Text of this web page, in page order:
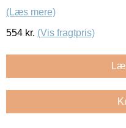
(Læs mere)
554 kr. (Vis fragtpris)